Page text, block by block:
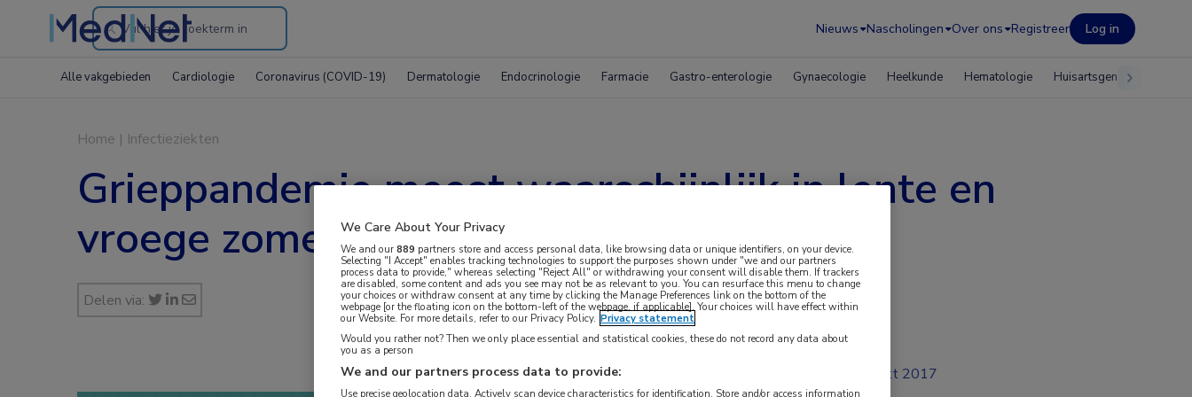
Search
the
Nieuws Nascholingen Over ons Registreer Log in
Alle vakgebieden Cardiologie Coronavirus (COVID-19) Dermatologie Endocrinologie Farmacie Gastro-enterologie Gynaecologie Heelkunde Hematologie Huisartsgeneeskunde
Home | Infectieziekten
Grieppandemie meest waarschijnlijk in lente en
vroege zomer
Delen via:
okt 2017
We Care About Your Privacy
We and our889 partners store and access personal data, like browsing data or unique identifiers, on your device.
Selecting "I Accept" enables tracking technologies to support the purposes shown under "we and our partners
process data to provide," whereas selecting "Reject All" or withdrawing your consent will disable them. If trackers
are disabled, some content and ads you see may not be as relevant to you. You can resurface this menu to change
your choices or withdraw consent at any time by clicking the Manage Preferences link on the bottom of the
webpage [or the floating icon on the bottom-left of the webpage, if applicable]. Your choices will have effect within
our Website. For more details, refer to our Privacy Policy. Privacy statement
Would you rather not? Then we only place essential and statistical cookies, these do not record any data about
you as a person
We and our partners process data to provide:
Use precise geolocation data. Actively scan device characteristics for identification. Store and/or access information